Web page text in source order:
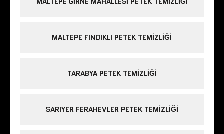
MALTEPE FINDIKLI PETEK TEMIZLIĞI
TARABYA PETEK TEMIZLIĞI
SARIYER FERAHEVLER PETEK TEMIZLIĞI